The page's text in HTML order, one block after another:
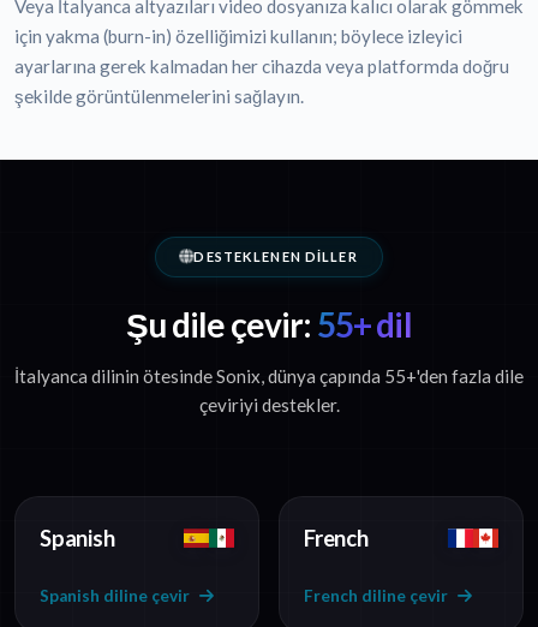
Veya İtalyanca altyazıları video dosyanıza kalıcı olarak gömmek
için yakma (burn-in) özelliğimizi kullanın; böylece izleyici
ayarlarına gerek kalmadan her cihazda veya platformda doğru
şekilde görüntülenmelerini sağlayın.
DESTEKLENEN DILLER
Şu dile çevir: 55+ dil
İtalyanca dilinin ötesinde Sonix, dünya çapında 55+'den fazla dile
çeviriyi destekler.
Spanish
Spanish diline çevir
French
French diline çevir